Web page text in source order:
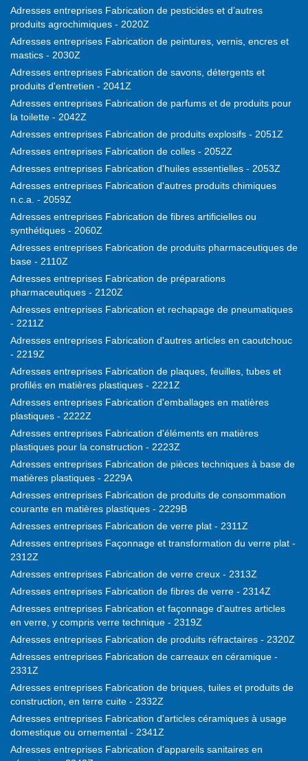
Adresses entreprises Fabrication de pesticides et d’autres
produits agrochimiques - 2020Z
Adresses entreprises Fabrication de peintures, vernis, encres et
mastics - 2030Z
Adresses entreprises Fabrication de savons, détergents et
produits d'entretien - 2041Z
Adresses entreprises Fabrication de parfums et de produits pour
la toilette - 2042Z
Adresses entreprises Fabrication de produits explosifs - 2051Z
Adresses entreprises Fabrication de colles - 2052Z
Adresses entreprises Fabrication d'huiles essentielles - 2053Z
Adresses entreprises Fabrication d'autres produits chimiques
n.c.a. - 2059Z
Adresses entreprises Fabrication de fibres artificielles ou
synthétiques - 2060Z
Adresses entreprises Fabrication de produits pharmaceutiques de
base - 2110Z
Adresses entreprises Fabrication de préparations
pharmaceutiques - 2120Z
Adresses entreprises Fabrication et rechapage de pneumatiques
- 2211Z
Adresses entreprises Fabrication d'autres articles en caoutchouc
- 2219Z
Adresses entreprises Fabrication de plaques, feuilles, tubes et
profilés en matières plastiques - 2221Z
Adresses entreprises Fabrication d'emballages en matières
plastiques - 2222Z
Adresses entreprises Fabrication d'éléments en matières
plastiques pour la construction - 2223Z
Adresses entreprises Fabrication de pièces techniques à base de
matières plastiques - 2229A
Adresses entreprises Fabrication de produits de consommation
courante en matières plastiques - 2229B
Adresses entreprises Fabrication de verre plat - 2311Z
Adresses entreprises Façonnage et transformation du verre plat -
2312Z
Adresses entreprises Fabrication de verre creux - 2313Z
Adresses entreprises Fabrication de fibres de verre - 2314Z
Adresses entreprises Fabrication et façonnage d'autres articles
en verre, y compris verre technique - 2319Z
Adresses entreprises Fabrication de produits réfractaires - 2320Z
Adresses entreprises Fabrication de carreaux en céramique -
2331Z
Adresses entreprises Fabrication de briques, tuiles et produits de
construction, en terre cuite - 2332Z
Adresses entreprises Fabrication d'articles céramiques à usage
domestique ou ornemental - 2341Z
Adresses entreprises Fabrication d'appareils sanitaires en